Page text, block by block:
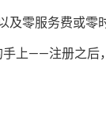
零服务费或零
上——注册之后